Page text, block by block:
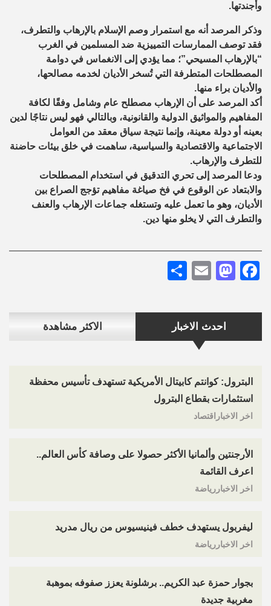
احدث الاخبار الاكثر مشاهدة
البترول: كوانتم كابيتال الأمريكية تستهدف تأسيس محفظة
استثمارات بقطاع البترول
اخر الاخباراقتصاد
الأرجنتين وألمانيا الأكثر حصولا على وصافة كأس العالم..
اعرف القائمة
اخر الاخباررياضة
ليفربول يستهدف خطف فينيسيوس من ريال مدريد
اخر الاخباررياضة
بجوار حمزة عبد الكريم.. برشلونة يعزز صفوفه بموهبة
مغربية جديدة
وأجندتها.
وذكر المرصد أنه مع استمرار وصم الإسلام بالإرهاب والتطرف،
فقد توصف الممارسات التمييزية ضد المسلمين في الغرب
“بالإرهاب المسيحي”؛ مما يؤدي إلى الانغماس في دوامة
المصطلحات المتطرفة التي تُسخر الأديان لخدمه مصالحها،
والأديان براء منها.
أكد المرصد على أن الإرهاب مصطلح عام وشامل وفقًا لكافة
المفاهيم والمواثيق الدولية والقانونية، وبالتالي فهو ليس نتاجًا لدين
بعينه أو دولة معينة، وإنما نتيجة سياق معقد من العوامل
الاجتماعية والاقتصادية والسياسية، ساهمت في خلق بيئات حاضنة
للتطرف والإرهاب.
ودعا المرصد إلى تحري التدقيق في استخدام المصطلحات
والابتعاد عن الوقوع في فخ صياغة مفاهيم تؤجج الصراع بين
الأديان، وهو ما تعمل عليه وتستغله جماعات الإرهاب والعنف
والتطرف التي لا يخلو منها دين.
Facebook
Mastodon
Email